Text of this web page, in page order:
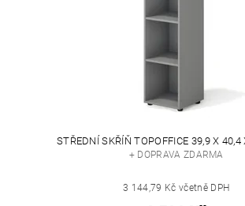
STŘEDNÍ SKŘÍŇ TOPOFFICE 39,9 X 40,4
+ DOPRAVA ZDARMA
3 144,79 Kč včetně DPH